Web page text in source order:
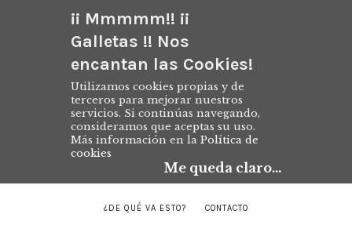
¡¡ Mmmmm!! ¡¡
Galletas !! Nos
encantan las Cookies!
Utilizamos cookies propias y de
terceros para mejorar nuestros
servicios. Si continúas navegando,
consideramos que aceptas su uso.
Más información en la Política de
cookies
Me queda claro...
¿DE QUÉ VA ESTO? CONTACTO